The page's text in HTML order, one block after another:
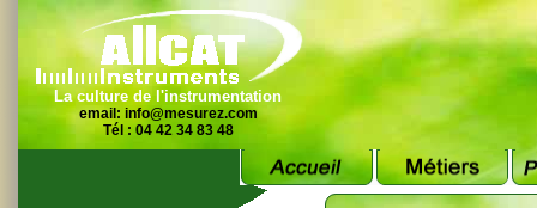
La culture de l'instrumentation
email: info@mesurez.com
Tél : 04 42 34 83 48